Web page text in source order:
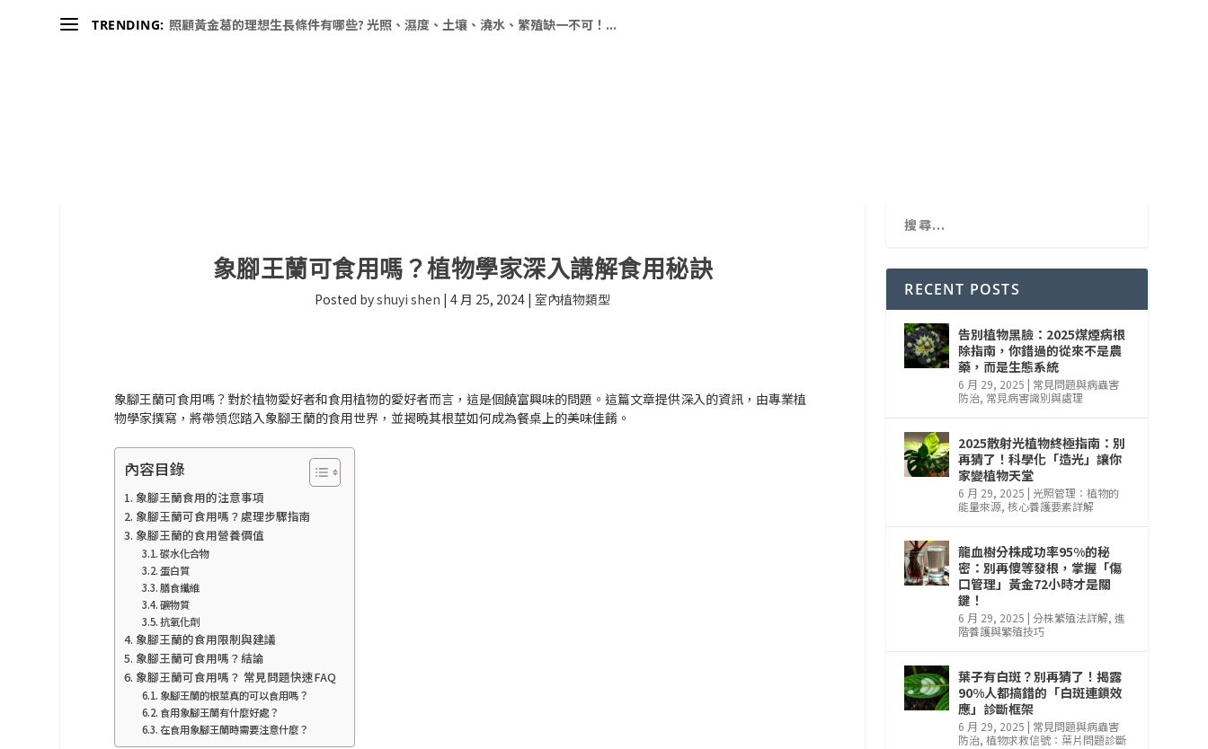
TRENDING: 照顧黃金葛的理想生長條件有哪些? 光照、濕度、土壤、澆水、繁殖缺一不可！...
象腳王蘭可食用嗎？植物學家深入講解食用秘訣
Posted byshuyi shen |4 月 25, 2024 | 室內植物類型
象腳王蘭可食用嗎？對於植物愛好者和食用植物的愛好者而言，這是個饒富興味的問題。這篇文章提供深入的資訊，由專業植
物學家撰寫，將帶領您踏入象腳王蘭的食用世界，並揭曉其根莖如何成為餐桌上的美味佳餚。
內容目錄
象腳王蘭食用的注意事項
象腳王蘭可食用嗎？處理步驟指南
象腳王蘭的食用營養價值
碳水化合物
蛋白質
膳食纖維
礦物質
抗氧化劑
象腳王蘭的食用限制與建議
象腳王蘭可食用嗎？結論
象腳王蘭可食用嗎？ 常見問題快速FAQ
象腳王蘭的根莖真的可以食用嗎？
食用象腳王蘭有什麼好處？
在食用象腳王蘭時需要注意什麼？
RECENT POSTS
告別植物黑臉：2025煤煙病根
除指南，你錯過的從來不是農
藥，而是生態系統
6 月 29, 2025 | 常見問題與病蟲害
防治, 常見病害識別與處理
2025散射光植物終極指南：別
再猜了！科學化「造光」讓你
家變植物天堂
6 月 29, 2025 | 光照管理：植物的
能量來源,核心養護要素詳解
龍血樹分株成功率95%的秘
密：別再傻等發根，掌握「傷
口管理」黃金72小時才是關
鍵！
6 月 29, 2025 |分株繁殖法詳解,進
階養護與繁殖技巧
葉子有白斑？別再猜了！揭露
90%人都搞錯的「白斑連鎖效
應」診斷框架
6 月 29, 2025 | 常見問題與病蟲害
防治,植物求救信號：葉片問題診斷